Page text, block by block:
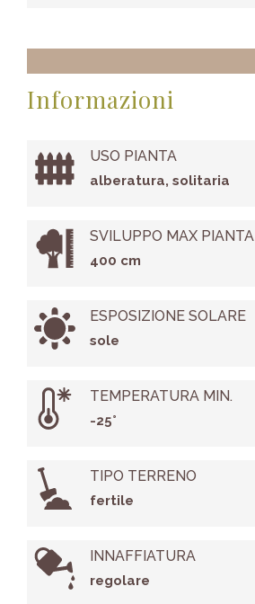
Informazioni
USO PIANTA
alberatura, solitaria
SVILUPPO MAX PIANTA
400 cm
ESPOSIZIONE SOLARE
sole
TEMPERATURA MIN.
-25°
TIPO TERRENO
fertile
INNAFFIATURA
regolare